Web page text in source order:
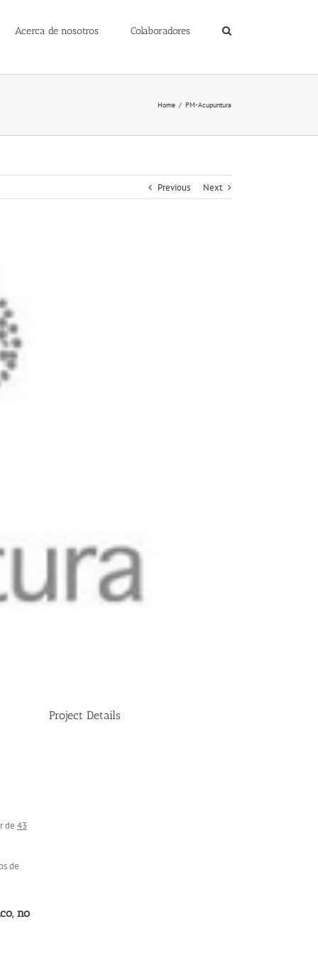
Acerca de nosotros Colaboradores
Home / PM-Acupuntura
Previous Next
de 43
de
no
Project Details